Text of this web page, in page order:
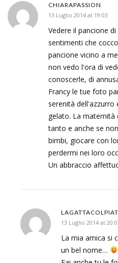
CHIARAPASSION
13 Luglio 2014 at 19:03
Vedere il pancione
sentimenti che
pancione vicino a
non vedo l'ora di
conoscerle, di
Francy le tue foto
serenità dell'azzurro
gelato. La maternità
tanto e anche se
bimbi, giocare con
perdermi nei loro
Un abbraccio
13 Luglio 2014 at
La mia amica si
un bel nome…